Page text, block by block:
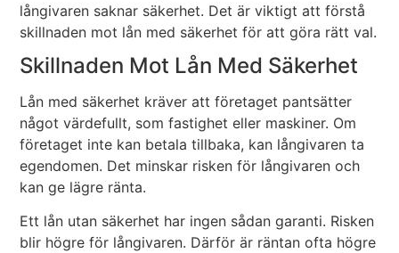
långivaren saknar säkerhet. Det är viktigt att förstå
skillnaden mot lån med säkerhet för att göra rätt val.
Skillnaden Mot Lån Med Säkerhet
Lån med säkerhet kräver att företaget pantsätter
något värdefullt, som fastighet eller maskiner. Om
företaget inte kan betala tillbaka, kan långivaren ta
egendomen. Det minskar risken för långivaren och
kan ge lägre ränta.
Ett lån utan säkerhet har ingen sådan garanti. Risken
blir högre för långivaren. Därför är räntan ofta högre